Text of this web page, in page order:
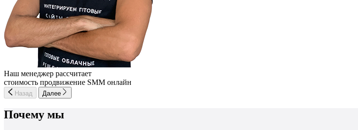
Наш менеджер рассчитает
стоимость продвижение SMM онлайн
Назад Далее
Почему мы